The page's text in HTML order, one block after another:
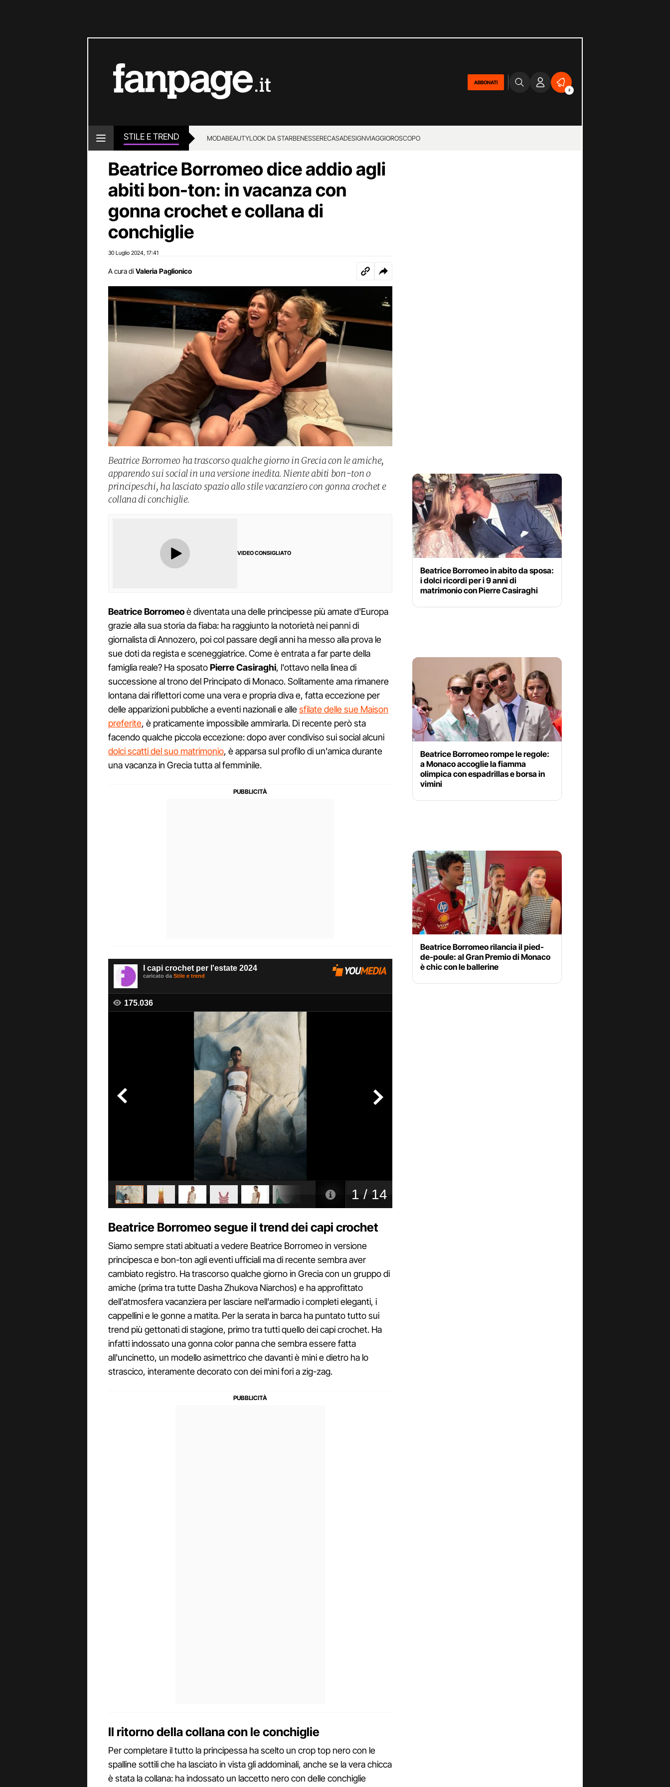
ABBONATI
2
STILE E TREND MODABEAUTYLOOK DA STARBENESSERECASADESIGNVIAGGIOROSCOPO
Beatrice Borromeo dice addio agli
abiti bon-ton: in vacanza con
gonna crochet e collana di
conchiglie
30 Luglio 2024 17:41
A cura di Valeria Paglionico
Beatrice Borromeo ha trascorso qualche giorno in Grecia con le amiche,
apparendo sui social in una versione inedita. Niente abiti bon-ton o
principeschi, ha lasciato spazio allo stile vacanziero con gonna crochet e
collana di conchiglie.
VIDEO CONSIGLIATO
Beatrice Borromeoè diventata una delle principesse più amate d'Europa
grazie alla sua storia da fiaba: ha raggiunto la notorietà nei panni di
giornalista di Annozero, poi col passare degli anni ha messo alla prova le
sue doti da regista e sceneggiatrice. Come è entrata a far parte della
famiglia reale? Ha sposatoPierre Casiraghi, l'ottavo nella linea di
successione al trono del Principato di Monaco. Solitamente ama rimanere
lontana dai riflettori come una vera e propria diva e, fatta eccezione per
delle apparizioni pubbliche a eventi nazionali e allesfilate delle sue Maison
preferite, è praticamente impossibile ammirarla. Di recente però sta
facendo qualche piccola eccezione: dopo aver condiviso sui social alcuni
dolci scatti del suo matrimonio, è apparsa sul profilo di un'amica durante
una vacanza in Grecia tutta al femminile.
Beatrice Borromeo segue il trend dei capi crochet
Siamo sempre stati abituati a vedere Beatrice Borromeo in versione
principesca e bon-ton agli eventi ufficiali ma di recente sembra aver
cambiato registro. Ha trascorso qualche giorno in Grecia con un gruppo di
amiche (prima tra tutte Dasha Zhukova Niarchos) e ha approfittato
dell'atmosfera vacanziera per lasciare nell'armadio i completi eleganti, i
cappellini e le gonne a matita. Per la serata in barca ha puntato tutto sui
trend più gettonati di stagione, primo tra tutti quello dei capi crochet. Ha
infatti indossato una gonna color panna che sembra essere fatta
all'uncinetto, un modello asimettrico che davanti è mini e dietro ha lo
strascico, interamente decorato con dei mini fori a zig-zag.
Il ritorno della collana con le conchiglie
Per completare il tutto la principessa ha scelto un crop top nero con le
spalline sottili che ha lasciato in vista gli addominali, anche se la vera chicca
è stata la collana: ha indossato un laccetto nero con delle conchiglie
Beatrice Borromeo in abito da sposa:
i dolci ricordi per i 9 anni di
matrimonio con Pierre Casiraghi
Beatrice Borromeo rompe le regole:
a Monaco accoglie la fiamma
olimpica con espadrillas e borsa in
vimini
Beatrice Borromeo rilancia il pied-
de-poule: al Gran Premio di Monaco
è chic con le ballerine